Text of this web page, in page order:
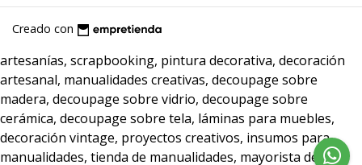
Creado con
artesanías, scrapbooking, pintura decorativa, decoración
artesanal, manualidades creativas, decoupage sobre
madera, decoupage sobre vidrio, decoupage sobre
cerámica, decoupage sobre tela, láminas para muebles,
decoración vintage, proyectos creativos, insumos para
manualidades, tienda de manualidades, mayorista de